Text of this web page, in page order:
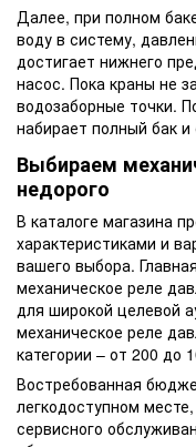
Далее, при полном
воду в систему,
достигает нижнего
насос. Пока краны не
водозаборные точки.
набирает полный бак и
Выбираем
недорого
В каталоге магазина
характеристиками и
вашего выбора.
механическое реле
для широкой целевой
механическое реле
категории – от 200 до
Востребованная
легкодоступном
сервисного